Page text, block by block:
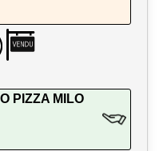
PIZZA MILO